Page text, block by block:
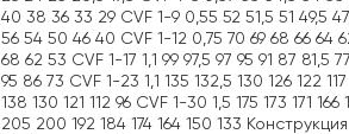
40 38 36 33 29 CVF 1-9 0,55 52 51,5 51 49,5
56 54 50 46 40 CVF 1-12 0,75 70 69 68 66 64
68 62 53 CVF 1-17 1,1 99 97,5 97 95 91 87 81,5
95 86 73 CVF 1-23 1,1 135 132,5 130 126 122
138 130 121 112 96 CVF 1-30 1,5 175 173 171
205 200 192 184 174 164 150 133